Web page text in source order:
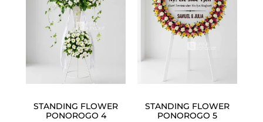
STANDING FLOWER
PONOROGO 4
STANDING FLOWER
PONOROGO 5